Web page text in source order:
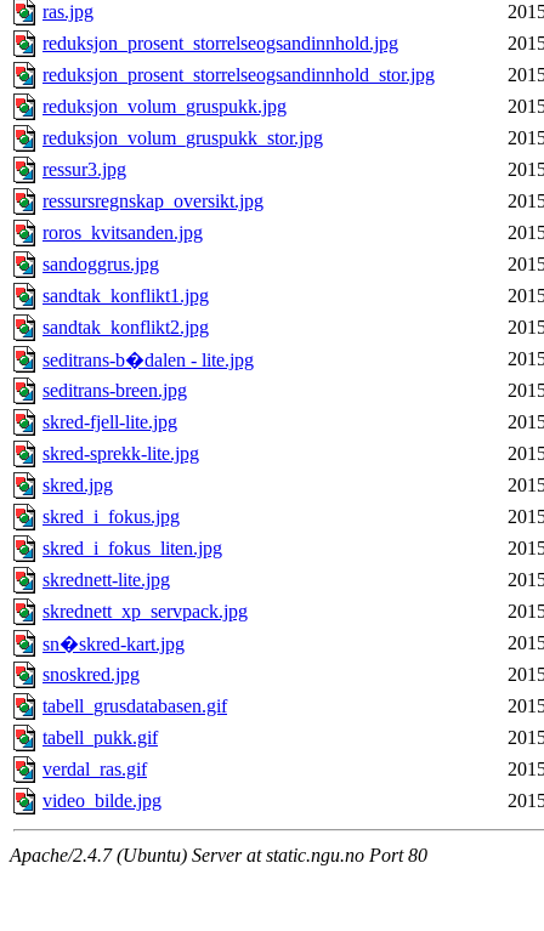
ras.jpg
reduksjon_prosent_storrelseogsandinnhold.jpg
reduksjon_prosent_storrelseogsandinnhold_stor.jpg
reduksjon_volum_gruspukk.jpg
reduksjon_volum_gruspukk_stor.jpg
ressur3.jpg
ressursregnskap_oversikt.jpg
roros_kvitsanden.jpg
sandoggrus.jpg
sandtak_konflikt1.jpg
sandtak_konflikt2.jpg
seditrans-b�dalen - lite.jpg
seditrans-breen.jpg
skred-fjell-lite.jpg
skred-sprekk-lite.jpg
skred.jpg
skred_i_fokus.jpg
skred_i_fokus_liten.jpg
skrednett-lite.jpg
skrednett_xp_servpack.jpg
sn�skred-kart.jpg
snoskred.jpg
tabell_grusdatabasen.gif
tabell_pukk.gif
verdal_ras.gif
video_bilde.jpg
Apache/2.4.7 (Ubuntu) Server at static.ngu.no Port 80